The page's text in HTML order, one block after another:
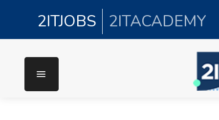
2ITJOBS 2ITACADEMY